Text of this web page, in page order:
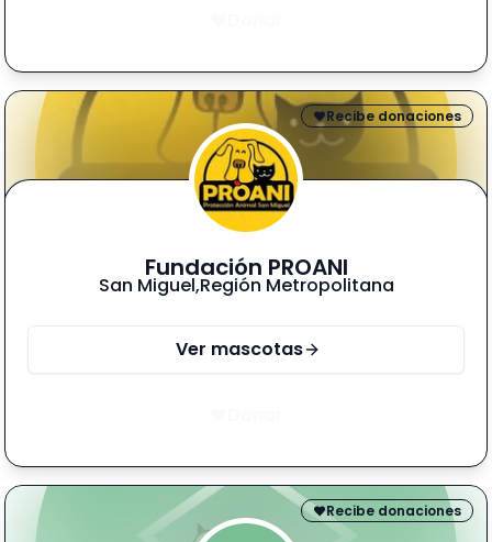
Recibe donaciones
Fundación PROANI
San Miguel,Región Metropolitana
Ver mascotas
Recibe donaciones